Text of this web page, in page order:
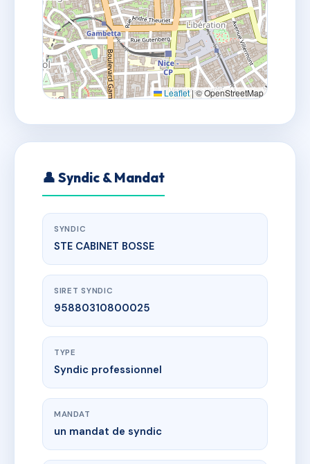
Leaflet|© OpenStreetMap
👤 Syndic & Mandat
SYNDIC
STE CABINET BOSSE
SIRET SYNDIC
95880310800025
TYPE
Syndic professionnel
MANDAT
un mandat de syndic